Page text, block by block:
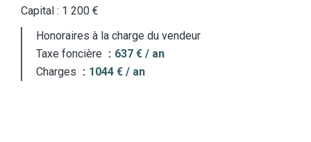
Capital : 1 200 €
Honoraires à la charge du vendeur
Taxe foncière
637 € / an
Charges
1044 € / an